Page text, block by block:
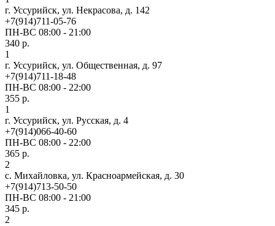
г. Уссурийск, ул. Некрасова, д. 142
+7(914)711-05-76
ПН-ВС 08:00 - 21:00
340 р.
1
г. Уссурийск, ул. Общественная, д. 97
+7(914)711-18-48
ПН-ВС 08:00 - 22:00
355 р.
1
г. Уссурийск, ул. Русская, д. 4
+7(914)066-40-60
ПН-ВС 08:00 - 22:00
365 р.
2
с. Михайловка, ул. Красноармейская, д. 30
+7(914)713-50-50
ПН-ВС 08:00 - 21:00
345 р.
2